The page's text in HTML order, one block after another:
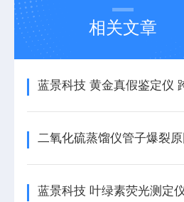
相关文章